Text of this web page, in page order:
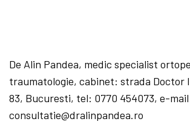
De Alin Pandea, medic specialist
traumatologie, cabinet: strada Doctor
83, Bucuresti, tel: 0770 454073, e-
consultatie@dralinpandea.ro